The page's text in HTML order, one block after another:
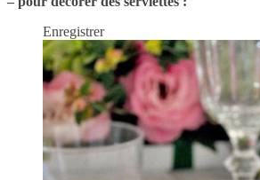
Enregistrer